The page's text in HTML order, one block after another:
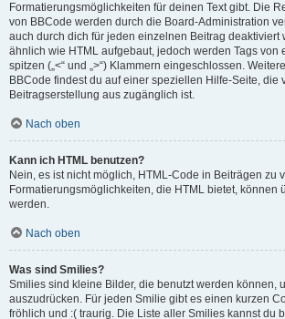
Formatierungsmöglichkeiten für deinen Text gibt. Die
von BBCode werden durch die Board-Administration
auch durch dich für jeden einzelnen Beitrag deaktiviert
ähnlich wie HTML aufgebaut, jedoch werden Tags von
spitzen („<“ und „>“) Klammern eingeschlossen.
BBCode findest du auf einer speziellen Hilfe-Seite, die
Beitragserstellung aus zugänglich ist.
Nach oben
Kann ich HTML benutzen?
Nein, es ist nicht möglich, HTML-Code in Beiträgen zu
Formatierungsmöglichkeiten, die HTML bietet, können
werden.
Nach oben
Was sind Smilies?
Smilies sind kleine Bilder, die benutzt werden können,
auszudrücken. Für jeden Smilie gibt es einen kurzen
fröhlich und :( traurig. Die Liste aller Smilies kannst du